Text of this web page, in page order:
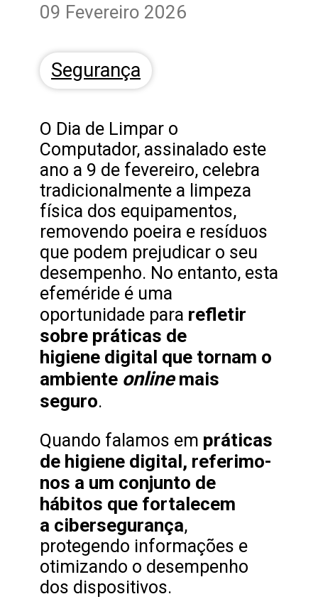
09 Fevereiro 2026
Segurança
O Dia de Limpar o
Computador, assinalado este
ano a 9 de fevereiro, celebra
tradicionalmente a limpeza
física dos equipamentos,
removendo poeira e resíduos
que podem prejudicar o seu
desempenho. No entanto, esta
efeméride é uma
oportunidade para refletir
sobre práticas de
higiene digital que tornam o
ambiente onlinemais
seguro.
Quando falamos em práticas
de higiene digital, referimo-
nos a um conjunto de
hábitos que fortalecem
a cibersegurança,
protegendo informações e
otimizando o desempenho
dos dispositivos.